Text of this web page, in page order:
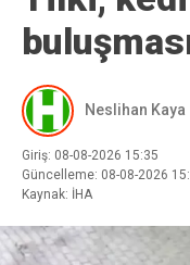
Neslihan Kaya
Giriş: 08-08-2026 15:35
Güncelleme: 08-08-2026
Kaynak: İHA